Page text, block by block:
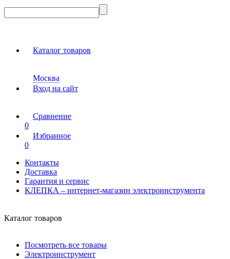
Каталог товаров
Москва
Вход на сайт
Сравнение
0
Избранное
0
Контакты
Доставка
Гарантия и сервис
КЛЕПКА – интернет-магазин электроинструмента
Каталог товаров
Посмотреть все товары
Электроинструмент